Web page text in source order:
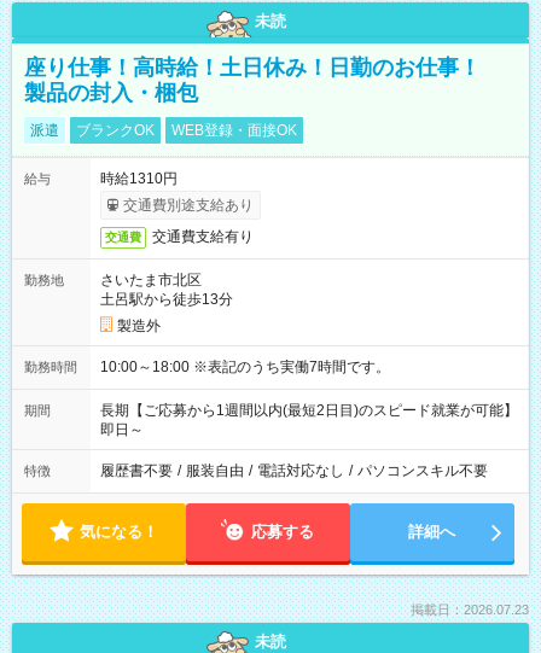
未読
座り仕事！高時給！土日休み！日勤のお仕事！
製品の封入・梱包
派遣 ブランクOK WEB登録・面接OK
給与
時給1310円
交通費別途支給あり
交通費 交通費支給有り
勤務地
さいたま市北区
土呂駅から徒歩13分
製造外
勤務時間 10:00～18:00 ※表記のうち実働7時間です。
期間
長期【ご応募から1週間以内(最短2日目)のスピード就業が可能】
即日～
特徴 履歴書不要 / 服装自由 / 電話対応なし / パソコンスキル不要
気になる！ 応募する 詳細へ
掲載日：2026.07.23
未読